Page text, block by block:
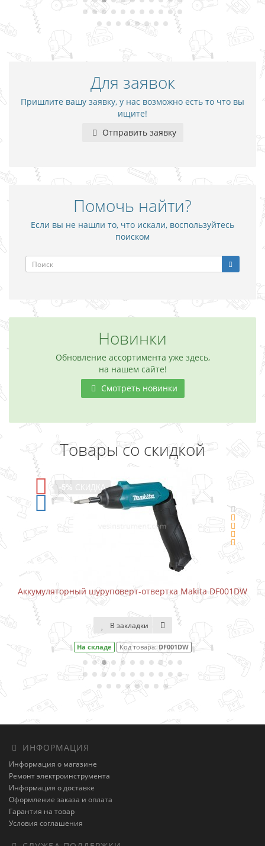
Для заявок
Пришлите вашу заявку, у нас возможно есть то что вы
ищите!
Отправить заявку
Помочь найти?
Если вы не нашли то, что искали, воспользуйтесь
поиском
Новинки
Обновление ассортимента уже здесь,
на нашем сайте!
Смотреть новинки
Товары со скидкой
-5% СКИДКА
Аккумуляторный шуруповерт-отвертка Makita DF001DW
В закладки
На складе Код товара:DF001DW
ИНФОРМАЦИЯ
Информация о магазине
Ремонт электроинструмента
Информация о доставке
Оформление заказа и оплата
Гарантия на товар
Условия соглашения